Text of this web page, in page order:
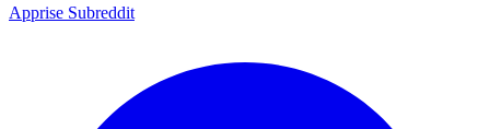
Apprise Subreddit